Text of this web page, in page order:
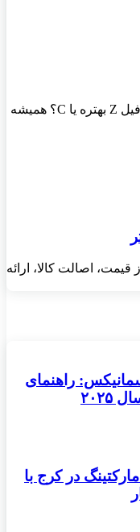
برای یک سوله با دهانه متوسط، پروفیل Z بهتره یا C؟ همیشه
قیمت، اصالت کالا، ارائه
راهنمای
در کرج با